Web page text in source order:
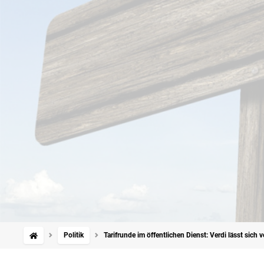
Politik Tarifrunde im öffentlichen Dienst: Verdi lässt sich